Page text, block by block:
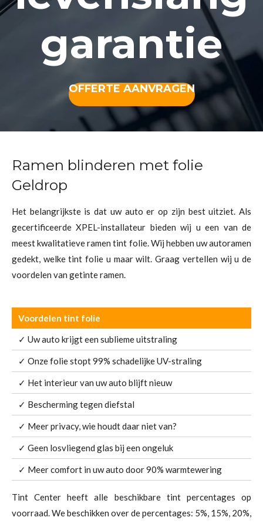
garantie
OFFERTE AANVRAGEN
Ramen blinderen met folie
Geldrop
Het belangrijkste is dat uw auto er op zijn best uitziet. Als
gecertificeerde XPEL-installateur bieden wij u een van de
meest kwalitatieve ramen tint folie. Wij hebben uw autoramen
gedekt, welke tint folie u maar wilt. Graag vertellen wij u de
voordelen van getinte ramen.
Voordelen tint folie
✓ Uw auto krijgt een sublieme uitstraling
✓ Onze folie stopt 99% schadelijke UV-straling
✓ Het interieur van uw auto blijft nieuw
✓ Bescherming tegen diefstal
✓ Meer privacy, wie houdt daar niet van?
✓ Geen losvliegend glas bij een ongeluk
✓ Meer comfort in uw auto door 90% warmtewering
Tint Center heeft alle beschikbare tint percentages op
voorraad. We beschikken over de percentages: 5%, 15%, 20%,